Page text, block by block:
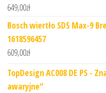
649,00zł
Bosch wiertło SDS Max-9
1618596457
609,00zł
TopDesign AC008 DE PS -
awaryjne"